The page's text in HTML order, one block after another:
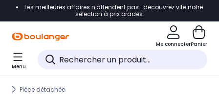
Accéder directement à la navigation
Accéder directement au pied de page
Accéder directement au chatbot
Les meilleures affaires n'attendent pas : découvrez vite notre
sélection à prix bradés.
Me connecterPanier
Menu
Pièce détachée